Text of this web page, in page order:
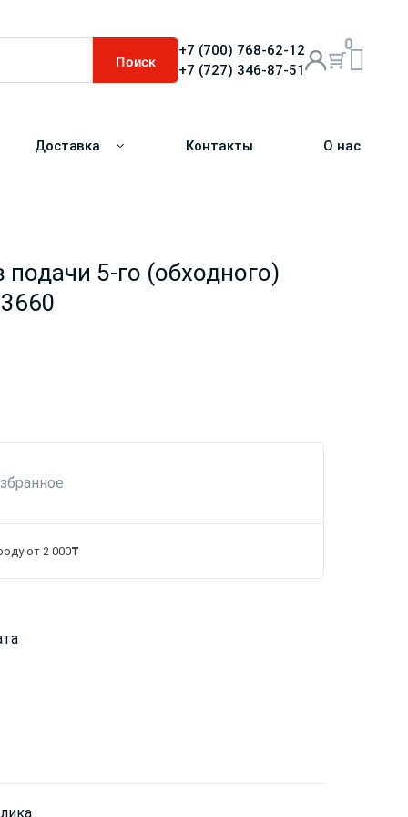
Поиск
+7 (700) 768-62-12
+7 (727) 346-87-51
0
Доставка Контакты О нас
5-го (обходного)
от 2 000₸